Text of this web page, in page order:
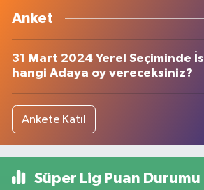
Anket
31 Mart 2024 Yerel Seçiminde
hangi Adaya oy vereceksiniz?
Ankete Katıl
Süper Lig Puan Durumu